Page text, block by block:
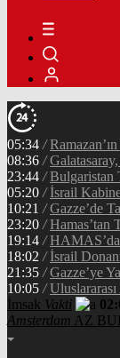
05:34 /
08:36 /
23:44 / Bulgaristan
05:20 / İsrail
10:21 / Gazze’de
23:20 / Hamas’tan
19:14 /
18:02 / İsrail
21:35 / Gazze’ye
10:05 /
İmsak Vakti
Amsterdam AZ